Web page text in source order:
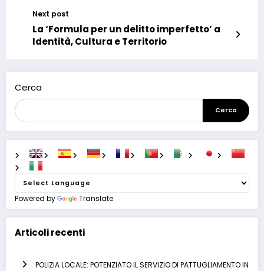
Next post
La ‘Formula per un delitto imperfetto’ a
Identità, Cultura e Territorio
Cerca
Cerca
Powered by Translate
Articoli recenti
POLIZIA LOCALE: POTENZIATO IL SERVIZIO DI PATTUGLIAMENTO IN